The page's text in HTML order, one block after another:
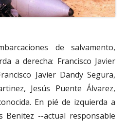
de salvamento,
a derecha: Francisco Javier
Javier Dandy Segura,
Jesús Puente Álvarez,
En pié de izquierda a
Benitez --actual responsable